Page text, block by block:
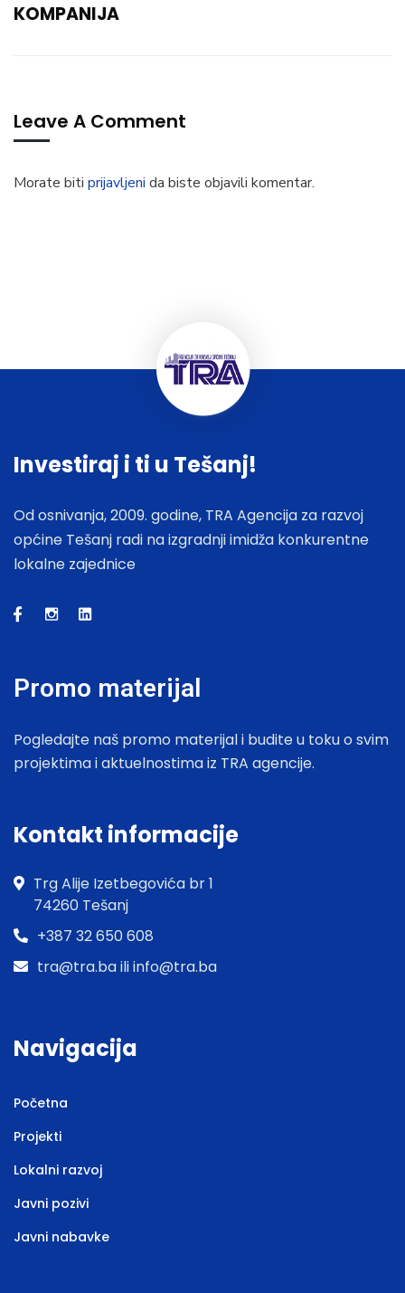
KOMPANIJA
Leave A Comment
Morate biti prijavljeni da biste objavili komentar.
Investiraj i ti u Tešanj!
Od osnivanja, 2009. godine, TRA Agencija za razvoj
općine Tešanj radi na izgradnji imidža konkurentne
lokalne zajednice
Promo materijal
Pogledajte naš promo materijal i budite u toku o svim
projektima i aktuelnostima iz TRA agencije.
Kontakt informacije
Trg Alije Izetbegovića br 1
74260 Tešanj
+387 32 650 608
tra@tra.ba ili info@tra.ba
Navigacija
Početna
Projekti
Lokalni razvoj
Javni pozivi
Javni nabavke